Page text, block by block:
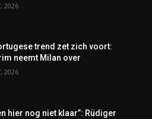
2026
trend zet zich voort:
neemt Milan over
2026
hier nog niet klaar”: Rüdiger